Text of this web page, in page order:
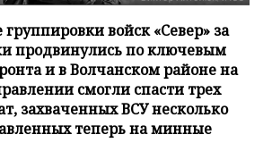
войск «Север» за
продвинулись по ключевым
и в Волчанском районе на
смогли спасти трех
захваченных ВСУ несколько
теперь на минные